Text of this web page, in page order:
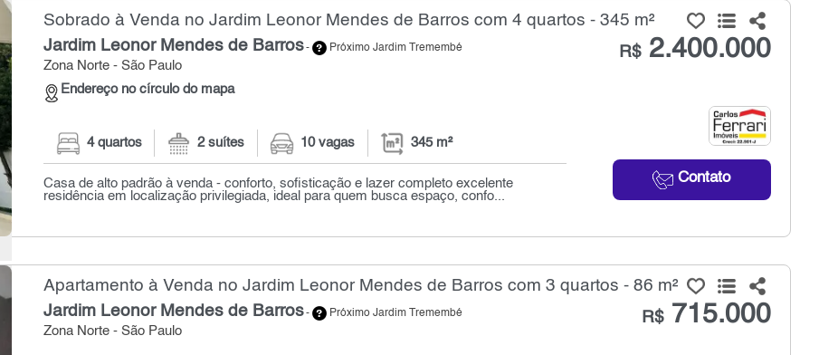
Sobrado à Venda no Jardim Leonor Mendes de Barros com 4 quartos - 345 m²
Jardim Leonor Mendes de Barros- Próximo Jardim Tremembé
Zona Norte - São Paulo
Endereço no círculo do mapa
R$2.400.000
Contato
4 quartos 2 suítes 10 vagas 345 m²
Casa de alto padrão à venda - conforto, sofisticação e lazer completo excelente
residência em localização privilegiada, ideal para quem busca espaço, confo...
Apartamento à Venda no Jardim Leonor Mendes de Barros com 3 quartos - 86 m²
Jardim Leonor Mendes de Barros- Próximo Jardim Tremembé
Zona Norte - São Paulo
R$715.000